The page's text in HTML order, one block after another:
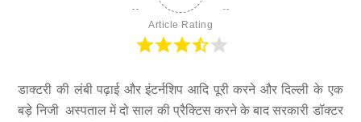
Article Rating
डाक्टरी की लंबी पढ़ाई और इंटर्नशिप आदि पूरी करने और दिल्ली के एक
बड़े निजी अस्पताल में दो साल की प्रैक्टिस करने के बाद सरकारी डॉक्टर